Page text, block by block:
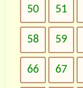
50 51
58 59
66 67